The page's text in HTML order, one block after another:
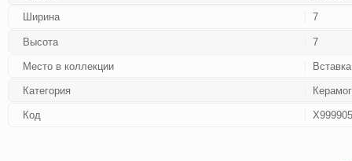
Ширина 7
Высота 7
Место в коллекции Вставка
Категория
Код